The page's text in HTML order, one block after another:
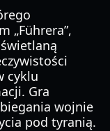
„Führera”,
cyklu
Gra
wojnie
pod tyranią.